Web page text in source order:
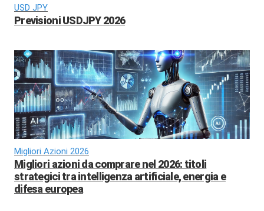
USD JPY
Previsioni USDJPY 2026
Migliori Azioni 2026
Migliori azioni da comprare nel 2026: titoli
strategici tra intelligenza artificiale, energia e
difesa europea